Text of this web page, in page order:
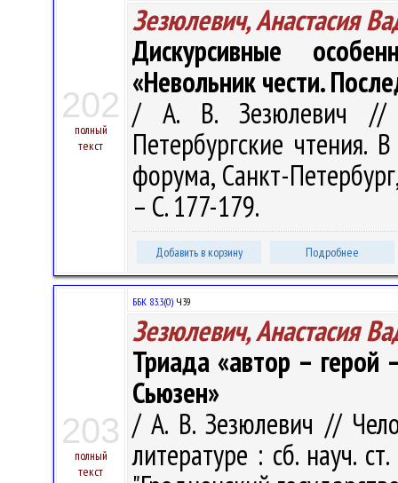
202
полный
текст
Зезюлевич, Анастасия
Дискурсивные
«Невольник чести.
/ А. В. Зезюлевич //
Петербургские
форума, Санкт-
– С. 177-179.
Добавить в корзину Подробнее
203
полный
текст
ББК 83.3(0) Ч39
Зезюлевич, Анастасия
Триада «автор – герой
Сьюзен»
/ А. В. Зезюлевич //
литературе : сб. науч.